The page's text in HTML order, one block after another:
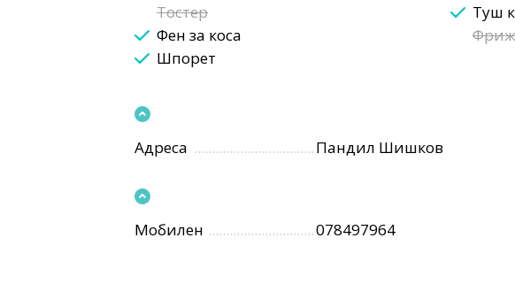
Тостер
Туш
Фен за коса
Шпорет
Адреса Пандил Шишков
Мобилен 078497964